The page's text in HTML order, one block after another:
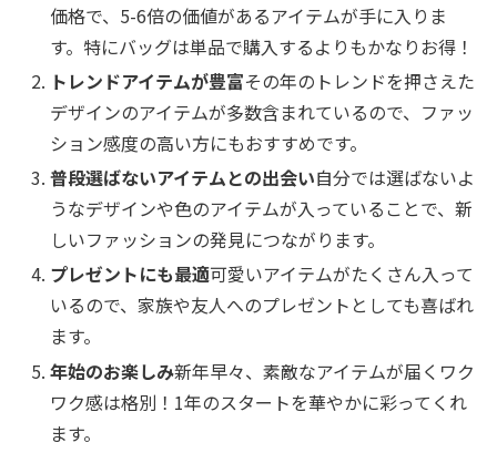
価格で、5-6倍の価値があるアイテムが手に入りま
す。特にバッグは単品で購入するよりもかなりお得！
トレンドアイテムが豊富その年のトレンドを押さえた
デザインのアイテムが多数含まれているので、ファッ
ション感度の高い方にもおすすめです。
普段選ばないアイテムとの出会い自分では選ばないよ
うなデザインや色のアイテムが入っていることで、新
しいファッションの発見につながります。
プレゼントにも最適可愛いアイテムがたくさん入って
いるので、家族や友人へのプレゼントとしても喜ばれ
ます。
年始のお楽しみ新年早々、素敵なアイテムが届くワク
ワク感は格別！1年のスタートを華やかに彩ってくれ
ます。